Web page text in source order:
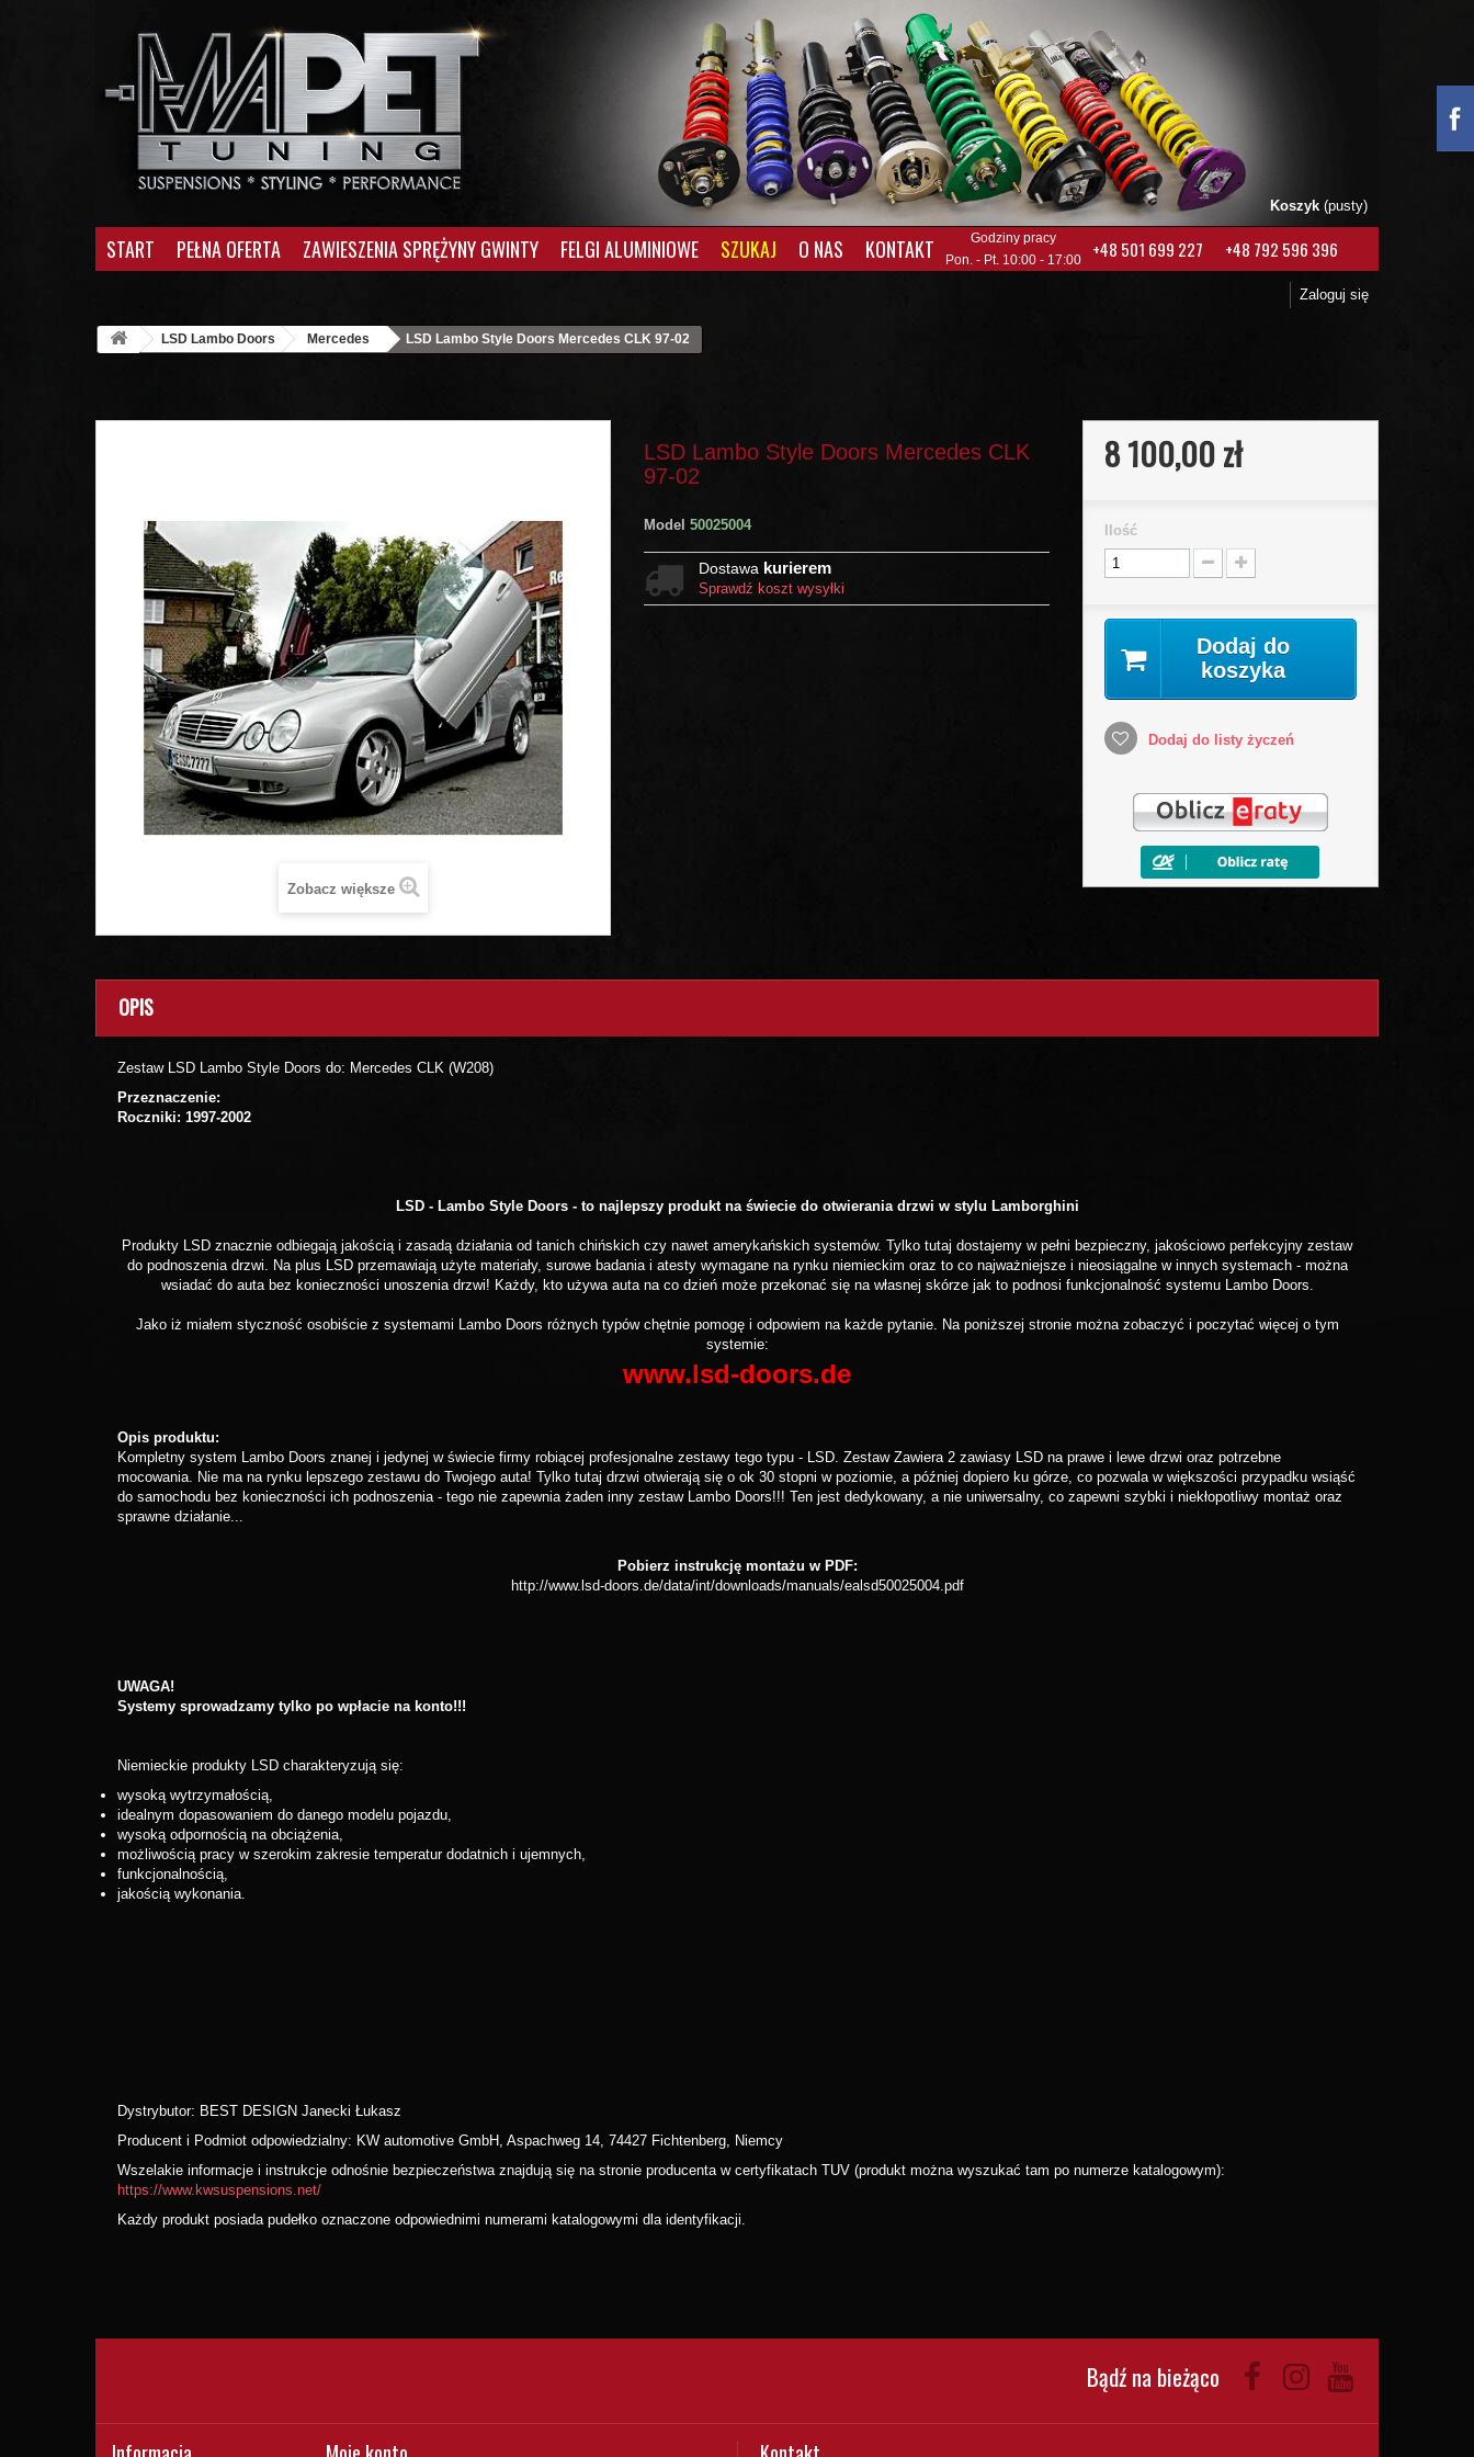
Koszyk (pusty)
START PEŁNA OFERTA ZAWIESZENIA SPRĘŻYNY GWINTY FELGI ALUMINIOWE SZUKAJ O NAS KONTAKT
Godziny pracy
Pon. - Pt. 10:00 - 17:00
+48 501 699 227 +48 792 596 396
Zaloguj się
LSD Lambo Doors Mercedes LSD Lambo Style Doors Mercedes CLK 97-02
Zobacz większe
LSD Lambo Style Doors Mercedes CLK
97-02
Model 50025004
Dostawa kurierem
Sprawdź koszt wysyłki
8 100,00 zł
Ilość
Dodaj do
koszyka
Dodaj do listy życzeń
OPIS
Zestaw LSD Lambo Style Doors do: Mercedes CLK (W208)
Przeznaczenie:
Roczniki: 1997-2002
LSD - Lambo Style Doors - to najlepszy produkt na świecie do otwierania drzwi w stylu Lamborghini
Produkty LSD znacznie odbiegają jakością i zasadą działania od tanich chińskich czy nawet amerykańskich systemów. Tylko tutaj dostajemy w pełni bezpieczny, jakościowo perfekcyjny zestaw
do podnoszenia drzwi. Na plus LSD przemawiają użyte materiały, surowe badania i atesty wymagane na rynku niemieckim oraz to co najważniejsze i nieosiągalne w innych systemach - można
wsiadać do auta bez konieczności unoszenia drzwi! Każdy, kto używa auta na co dzień może przekonać się na własnej skórze jak to podnosi funkcjonalność systemu Lambo Doors.
Jako iż miałem styczność osobiście z systemami Lambo Doors różnych typów chętnie pomogę i odpowiem na każde pytanie. Na poniższej stronie można zobaczyć i poczytać więcej o tym
systemie:
www.lsd-doors.de
Opis produktu:
Kompletny system Lambo Doors znanej i jedynej w świecie firmy robiącej profesjonalne zestawy tego typu - LSD. Zestaw Zawiera 2 zawiasy LSD na prawe i lewe drzwi oraz potrzebne
mocowania. Nie ma na rynku lepszego zestawu do Twojego auta! Tylko tutaj drzwi otwierają się o ok 30 stopni w poziomie, a później dopiero ku górze, co pozwala w większości przypadku wsiąść
do samochodu bez konieczności ich podnoszenia - tego nie zapewnia żaden inny zestaw Lambo Doors!!! Ten jest dedykowany, a nie uniwersalny, co zapewni szybki i niekłopotliwy montaż oraz
sprawne działanie...
Pobierz instrukcję montażu w PDF:
http://www.lsd-doors.de/data/int/downloads/manuals/ealsd50025004.pdf
UWAGA!
Systemy sprowadzamy tylko po wpłacie na konto!!!
Niemieckie produkty LSD charakteryzują się:
wysoką wytrzymałością,
idealnym dopasowaniem do danego modelu pojazdu,
wysoką odpornością na obciążenia,
możliwością pracy w szerokim zakresie temperatur dodatnich i ujemnych,
funkcjonalnością,
jakością wykonania.
Dystrybutor: BEST DESIGN Janecki Łukasz
Producent i Podmiot odpowiedzialny: KW automotive GmbH, Aspachweg 14, 74427 Fichtenberg, Niemcy
Wszelakie informacje i instrukcje odnośnie bezpieczeństwa znajdują się na stronie producenta w certyfikatach TUV (produkt można wyszukać tam po numerze katalogowym):
https://www.kwsuspensions.net/
Każdy produkt posiada pudełko oznaczone odpowiednimi numerami katalogowymi dla identyfikacji.
Bądź na bieżąco